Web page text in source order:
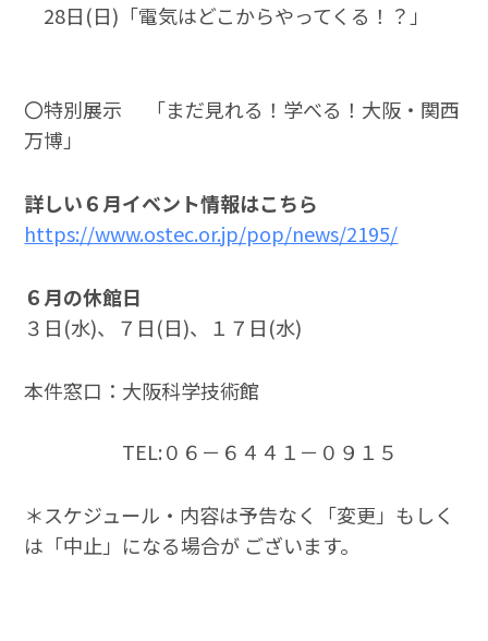
28日(日)「電気はどこからやってくる！？」
〇特別展示 「まだ見れる！学べる！大阪・関西
万博」
詳しい６月イベント情報はこちら
https://www.ostec.or.jp/pop/news/2195/
６月の休館日
３日(水)、７日(日)、１７日(水)
本件窓口：大阪科学技術館
TEL:０６－６４４１－０９１５
＊スケジュール・内容は予告なく「変更」もしく
は「中止」になる場合が ございます。